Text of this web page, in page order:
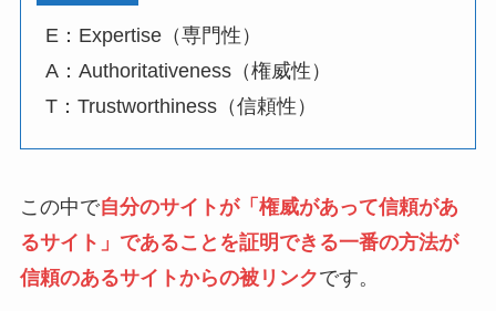
E：Expertise（専門性）
A：Authoritativeness（権威性）
T：Trustworthiness（信頼性）
この中で自分のサイトが「権威があって信頼があ
るサイト」であることを証明できる一番の方法が
信頼のあるサイトからの被リンクです。